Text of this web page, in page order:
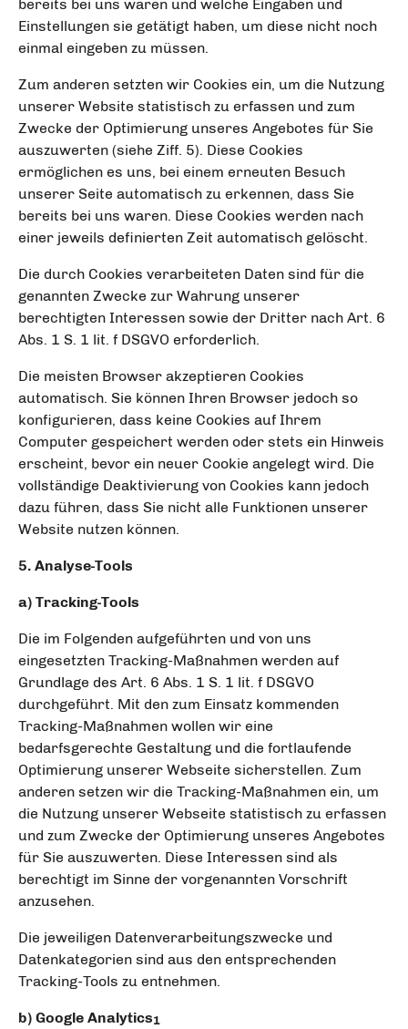
bereits bei uns waren und welche Eingaben und
Einstellungen sie getätigt haben, um diese nicht noch
einmal eingeben zu müssen.
Zum anderen setzten wir Cookies ein, um die Nutzung
unserer Website statistisch zu erfassen und zum
Zwecke der Optimierung unseres Angebotes für Sie
auszuwerten (siehe Ziff. 5). Diese Cookies
ermöglichen es uns, bei einem erneuten Besuch
unserer Seite automatisch zu erkennen, dass Sie
bereits bei uns waren. Diese Cookies werden nach
einer jeweils definierten Zeit automatisch gelöscht.
Die durch Cookies verarbeiteten Daten sind für die
genannten Zwecke zur Wahrung unserer
berechtigten Interessen sowie der Dritter nach Art. 6
Abs. 1 S. 1 lit. f DSGVO erforderlich.
Die meisten Browser akzeptieren Cookies
automatisch. Sie können Ihren Browser jedoch so
konfigurieren, dass keine Cookies auf Ihrem
Computer gespeichert werden oder stets ein Hinweis
erscheint, bevor ein neuer Cookie angelegt wird. Die
vollständige Deaktivierung von Cookies kann jedoch
dazu führen, dass Sie nicht alle Funktionen unserer
Website nutzen können.
5. Analyse-Tools
a) Tracking-Tools
Die im Folgenden aufgeführten und von uns
eingesetzten Tracking-Maßnahmen werden auf
Grundlage des Art. 6 Abs. 1 S. 1 lit. f DSGVO
durchgeführt. Mit den zum Einsatz kommenden
Tracking-Maßnahmen wollen wir eine
bedarfsgerechte Gestaltung und die fortlaufende
Optimierung unserer Webseite sicherstellen. Zum
anderen setzen wir die Tracking-Maßnahmen ein, um
die Nutzung unserer Webseite statistisch zu erfassen
und zum Zwecke der Optimierung unseres Angebotes
für Sie auszuwerten. Diese Interessen sind als
berechtigt im Sinne der vorgenannten Vorschrift
anzusehen.
Die jeweiligen Datenverarbeitungszwecke und
Datenkategorien sind aus den entsprechenden
Tracking-Tools zu entnehmen.
b) Google Analytics1